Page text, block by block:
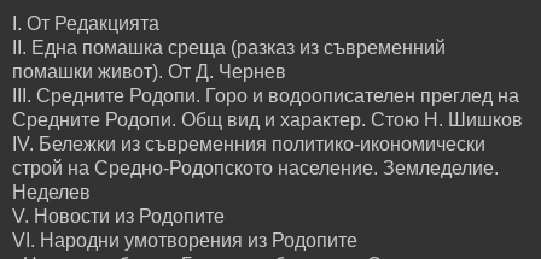
I. От Редакцията
II. Една помашка среща (разказ из съвременний
помашки живот). От Д. Чернев
III. Средните Родопи. Горо и водоописателен преглед на
Средните Родопи. Общ вид и характер. Стою Н. Шишков
IV. Бележки из съвременния политико-икономически
строй на Средно-Родопското население. Земледелие.
Неделев
V. Новости из Родопите
VI. Народни умотворения из Родопите